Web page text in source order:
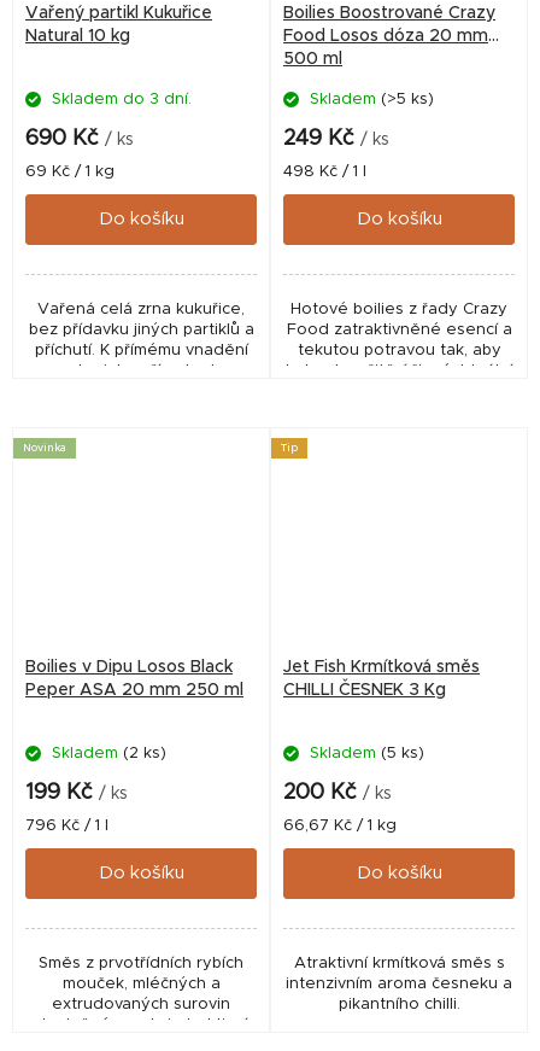
Vařený partikl Kukuřice
Natural 10 kg
Skladem do 3 dní.
690 Kč / ks
Měrná
cena:
69 Kč / 1 kg
Do košíku
Vařená celá zrna kukuřice,
bez přídavku jiných partiklů a
příchutí. K přímému vnadění
Boilies Boostrované Crazy
Food Losos dóza 20 mm
500 ml
Skladem (>5 ks)
249 Kč / ks
Měrná
cena:
498 Kč / 1 l
Do košíku
Hotové boilies z řady Crazy
Food zatraktivněné esencí a
tekutou potravou tak, aby
Novinka
Boilies v Dipu Losos Black
Peper ASA 20 mm 250 ml
Skladem (2 ks)
199 Kč / ks
Měrná
cena:
796 Kč / 1 l
Do košíku
Směs z prvotřídních rybích
mouček, mléčných a
extrudovaných surovin
doplněné o velmi atraktivní
Tip
Jet Fish Krmítková směs
CHILLI ČESNEK 3 Kg
Skladem (5 ks)
200 Kč / ks
Měrná
cena:
66,67 Kč / 1 kg
Do košíku
Atraktivní krmítková směs s
intenzivním aroma česneku a
pikantního chilli.